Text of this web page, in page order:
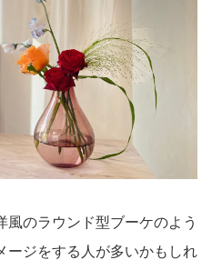
のラウンド型ブーケのよう
ージをする人が多いかもしれ